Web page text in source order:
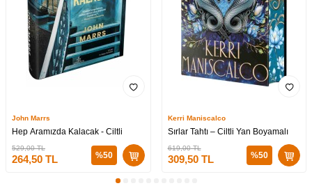
John Marrs
Hep Aramızda Kalacak - Ciltli
529,00TL
264,50 TL %50
Kerri Maniscalco
Sırlar Tahtı – Ciltli Yan Boyamalı
619,00TL
309,50TL %50